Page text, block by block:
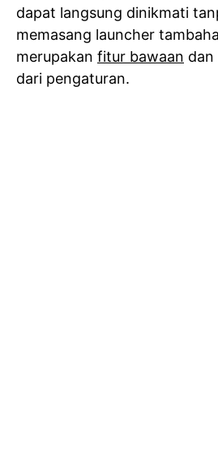
dapat langsung dinikmati
memasang launcher
merupakan fitur bawaan dan
dari pengaturan.